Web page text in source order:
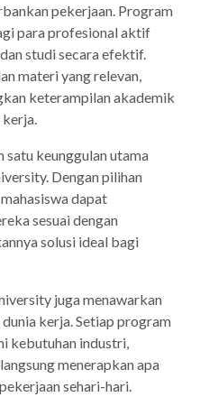
pekerjaan. Program
para profesional aktif
studi secara efektif.
materi yang relevan,
keterampilan akademik
satu keunggulan utama
Dengan pilihan
dapat
sesuai dengan
solusi ideal bagi
juga menawarkan
kerja. Setiap program
kebutuhan industri,
menerapkan apa
sehari-hari.